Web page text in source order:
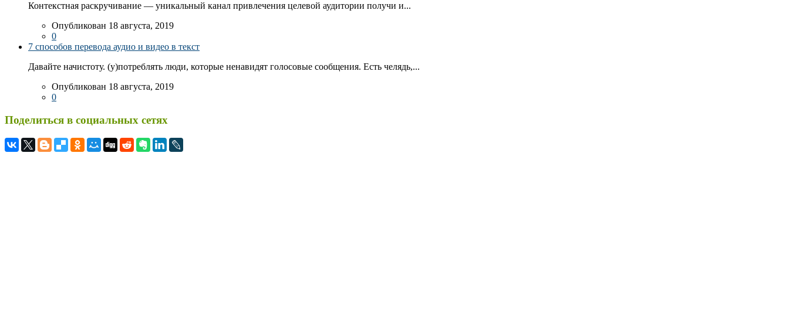
Контекстная раскручивание — уникальный канал привлечения целевой аудитории получи и...
Опубликован 18 августа, 2019
0
7 способов перевода аудио и видео в текст
Давайте начистоту. (у)потреблять люди, которые ненавидят голосовые сообщения. Есть челядь,...
Опубликован 18 августа, 2019
0
Поделиться в социальных сетях